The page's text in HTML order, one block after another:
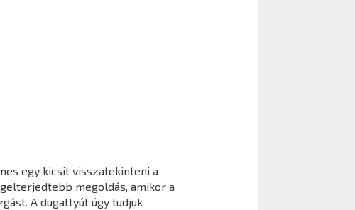
egy kicsit visszatekinteni a
megoldás, amikor a
A dugattyút úgy tudjuk